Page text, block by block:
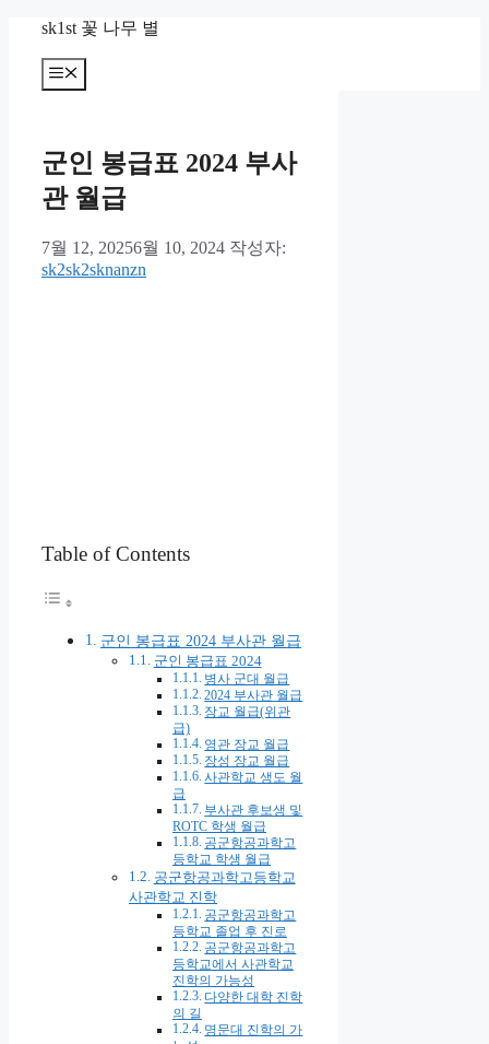
sk1st 꽃 나무 별
메
뉴
군인 봉급표 2024 부사
관 월급
7월 12, 20256월 10, 2024 작성자:
sk2sk2sknanzn
Table of Contents
군인 봉급표 2024 부사관 월급
군인 봉급표 2024
병사 군대 월급
2024 부사관 월급
장교 월급(위관
급)
영관 장교 월급
장성 장교 월급
사관학교 생도 월
급
부사관 후보생 및
ROTC 학생 월급
공군항공과학고
등학교 학생 월급
공군항공과학고등학교
사관학교 진학
공군항공과학고
등학교 졸업 후 진로
공군항공과학고
등학교에서 사관학교
진학의 가능성
다양한 대학 진학
의 길
명문대 진학의 가